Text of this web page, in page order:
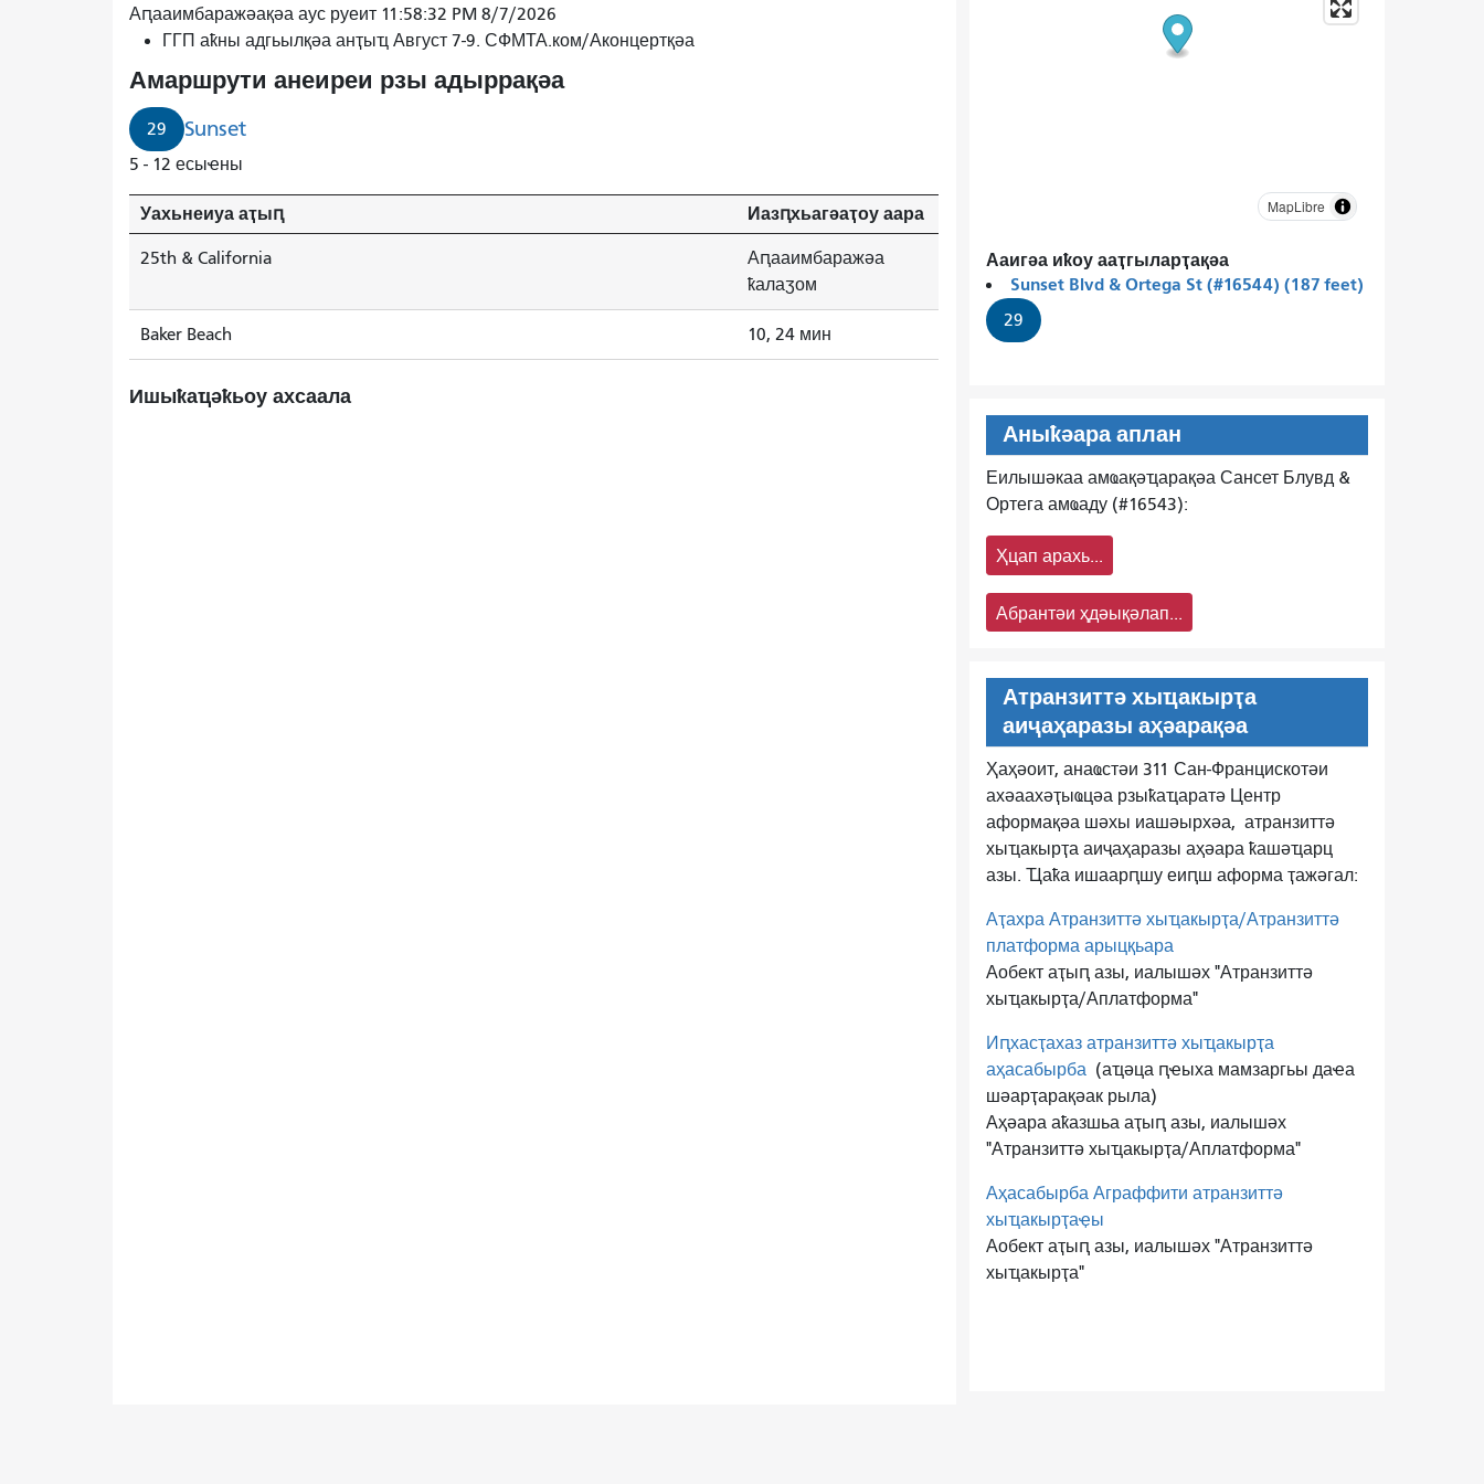
Аԥааимбаражәақәа аус руеит 11:58:32 PM 8/7/2026
ГГП аҟны адгьылқәа анҭыҵ Август 7-9. СФМТА.ком/Аконцертқәа
Амаршрути анеиреи рзы адыррақәа
29 Sunset
5 - 12 есыҽны
Уахьнеиуа аҭыԥ Иазԥхьагәаҭоу аара
25th & California
Аԥааимбаражәа
ҟалаӡом
Baker Beach 10, 24 мин
Ишыҟаҵәҟьоу ахсаала
MapLibre
Ааигәа иҟоу ааҭгыларҭақәа
Sunset Blvd & Ortega St (#16544) (187 feet)
29
Аныҟәара аплан
Еилышәкаа амҩақәҵарақәа Сансет Блувд &
Ортега амҩаду (#16543):
Ҳцап арахь...
Абрантәи ҳдәықәлап...
Атранзиттә хыҵакырҭа
аиҷаҳаразы аҳәарақәа
Ҳаҳәоит, анаҩстәи 311 Сан-Францискотәи
ахәаахәҭыҩцәа рзыҟаҵаратә Центр
аформақәа шәхы иашәырхәа, атранзиттә
хыҵакырҭа аиҷаҳаразы аҳәара ҟашәҵарц
азы. Ҵаҟа ишаарԥшу еиԥш аформа ҭажәгал:
Аҭахра Атранзиттә хыҵакырҭа/Атранзиттә
платформа арыцқьара
Аобект аҭыԥ азы, иалышәх "Атранзиттә
хыҵакырҭа/Аплатформа"
Иԥхасҭахаз атранзиттә хыҵакырҭа
аҳасабырба(аҵәца ԥҽыха мамзаргьы даҽа
шәарҭарақәак рыла)
Аҳәара аҟазшьа аҭыԥ азы, иалышәх
"Атранзиттә хыҵакырҭа/Аплатформа"
Аҳасабырба Аграффити атранзиттә
хыҵакырҭаҿы
Аобект аҭыԥ азы, иалышәх "Атранзиттә
хыҵакырҭа"